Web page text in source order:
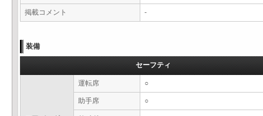
掲載コメント -
装備
セーフティ
運転席 ○
助手席 ○